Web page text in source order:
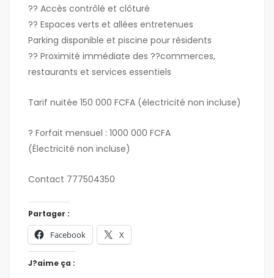
?? Accès contrôlé et clôturé
?? Espaces verts et allées entretenues
Parking disponible et piscine pour résidents
?? Proximité immédiate des ??commerces,
restaurants et services essentiels
Tarif nuitée 150 000 FCFA (électricité non incluse)
? Forfait mensuel : 1000 000 FCFA
(Électricité non incluse)
Contact 777504350
Partager :
Facebook X
J?aime ça :